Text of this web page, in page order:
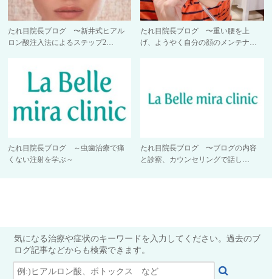
たれ目院長ブログ 〜新井式ヒアル
ロン酸注入法によるステップ2…
たれ目院長ブログ 〜重い腰を上
げ、ようやく自分の顔のメンテナ…
たれ目院長ブログ ～虫歯治療で痛
くない注射を学ぶ～
たれ目院長ブログ 〜ブログの内容
と診察、カウンセリングで話し…
気になる治療や症状のキーワードを入力してください。過去のブ
ログ記事などからも検索できます。